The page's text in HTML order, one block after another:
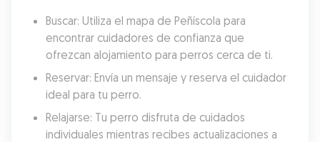
Buscar: Utiliza el mapa de Peñíscola para
encontrar cuidadores de confianza que
ofrezcan alojamiento para perros cerca de ti.
Reservar: Envía un mensaje y reserva el cuidador
ideal para tu perro.
Relajarse: Tu perro disfruta de cuidados
individuales mientras recibes actualizaciones a